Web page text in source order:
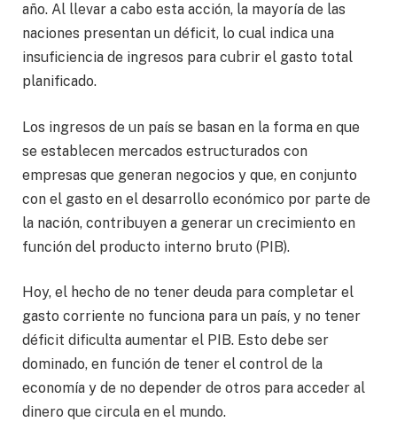
año. Al llevar a cabo esta acción, la mayoría de las
naciones presentan un déficit, lo cual indica una
insuficiencia de ingresos para cubrir el gasto total
planificado.
Los ingresos de un país se basan en la forma en que
se establecen mercados estructurados con
empresas que generan negocios y que, en conjunto
con el gasto en el desarrollo económico por parte de
la nación, contribuyen a generar un crecimiento en
función del producto interno bruto (PIB).
Hoy, el hecho de no tener deuda para completar el
gasto corriente no funciona para un país, y no tener
déficit dificulta aumentar el PIB. Esto debe ser
dominado, en función de tener el control de la
economía y de no depender de otros para acceder al
dinero que circula en el mundo.